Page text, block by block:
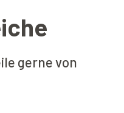
gerne von